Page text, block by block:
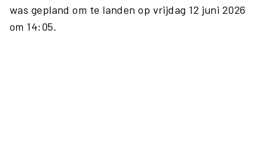
was gepland om te landen op vrijdag 12 juni 2026
om 14:05.